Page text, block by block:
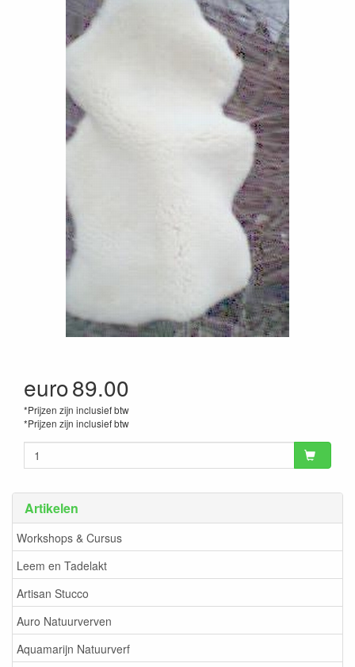
Artikelen
Workshops & Cursus
Leem en Tadelakt
Artisan Stucco
Auro Natuurverven
Aquamarijn Natuurverf
euro89.00
*Prijzen zijn inclusief btw
*Prijzen zijn inclusief btw